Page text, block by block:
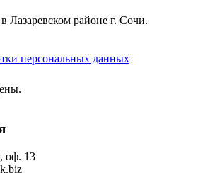
Лазаревском районе г. Сочи.
персональных данных
оф. 13